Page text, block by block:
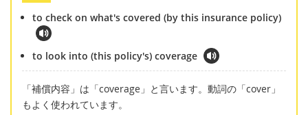
to check on what's covered (by this insurance policy)
to look into (this policy's) coverage
「補償内容」は「coverage」と言います。動詞の「cover」
もよく使われています。